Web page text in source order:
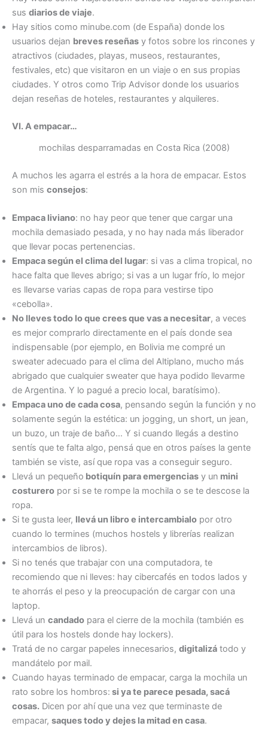
sus diarios de viaje.
Hay sitios como minube.com (de España) donde los
usuarios dejan breves reseñas y fotos sobre los rincones y
atractivos (ciudades, playas, museos, restaurantes,
festivales, etc) que visitaron en un viaje o en sus propias
ciudades. Y otros como Trip Advisor donde los usuarios
dejan reseñas de hoteles, restaurantes y alquileres.
VI. A empacar…
mochilas desparramadas en Costa Rica (2008)
A muchos les agarra el estrés a la hora de empacar. Estos
son mis consejos:
Empaca liviano: no hay peor que tener que cargar una
mochila demasiado pesada, y no hay nada más liberador
que llevar pocas pertenencias.
Empaca según el clima del lugar: si vas a clima tropical, no
hace falta que lleves abrigo; si vas a un lugar frío, lo mejor
es llevarse varias capas de ropa para vestirse tipo
«cebolla».
No lleves todo lo que crees que vas a necesitar, a veces
es mejor comprarlo directamente en el país donde sea
indispensable (por ejemplo, en Bolivia me compré un
sweater adecuado para el clima del Altiplano, mucho más
abrigado que cualquier sweater que haya podido llevarme
de Argentina. Y lo pagué a precio local, baratísimo).
Empaca uno de cada cosa, pensando según la función y no
solamente según la estética: un jogging, un short, un jean,
un buzo, un traje de baño… Y si cuando llegás a destino
sentís que te falta algo, pensá que en otros países la gente
también se viste, así que ropa vas a conseguir seguro.
Llevá un pequeño botiquín para emergencias y un mini
costurero por si se te rompe la mochila o se te descose la
ropa.
Si te gusta leer, llevá un libro e intercambialo por otro
cuando lo termines (muchos hostels y librerías realizan
intercambios de libros).
Si no tenés que trabajar con una computadora, te
recomiendo que ni lleves: hay cibercafés en todos lados y
te ahorrás el peso y la preocupación de cargar con una
laptop.
Llevá un candado para el cierre de la mochila (también es
útil para los hostels donde hay lockers).
Tratá de no cargar papeles innecesarios, digitalizá todo y
mandátelo por mail.
Cuando hayas terminado de empacar, carga la mochila un
rato sobre los hombros: si ya te parece pesada, sacá
cosas. Dicen por ahí que una vez que terminaste de
empacar, saques todo y dejes la mitad en casa.